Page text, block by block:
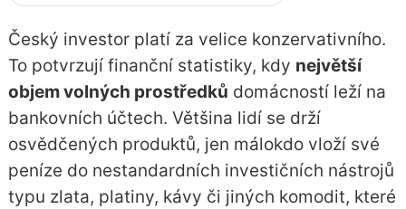
Český investor platí za velice konzervativního.
To potvrzují finanční statistiky, kdy největší
objem volných prostředků domácností leží na
bankovních účtech. Většina lidí se drží
osvědčených produktů, jen málokdo vloží své
peníze do nestandardních investičních nástrojů
typu zlata, platiny, kávy či jiných komodit, které